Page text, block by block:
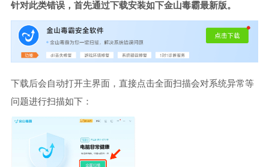
针对此类错误，首先通过下载安装如下金山毒霸最新版。
下载后会自动打开主界面，直接点击全面扫描会对系统异常等
问题进行扫描如下：